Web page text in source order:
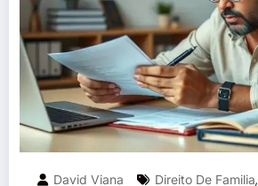
David Viana Direito De Familia,